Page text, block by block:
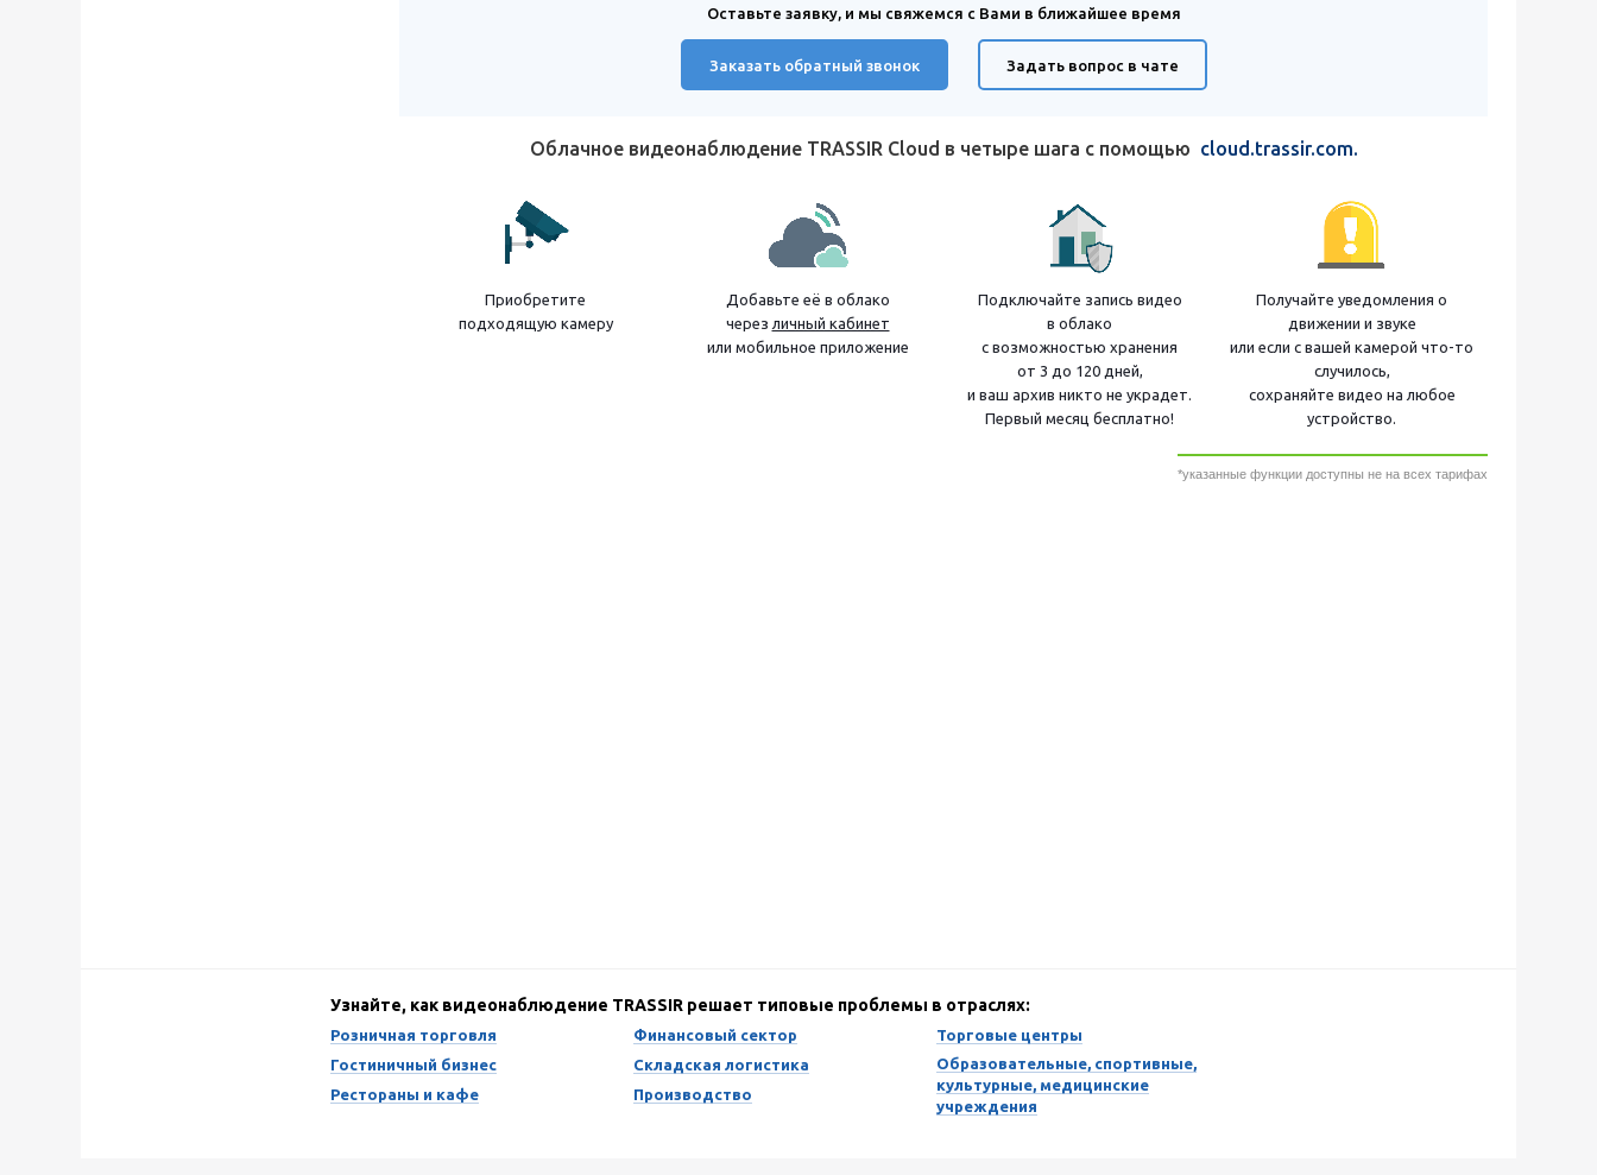
Оставьте заявку, и мы свяжемся с Вами в ближайшее время
Заказать обратный звонок Задать вопрос в чате
Облачное видеонаблюдение TRASSIR Cloud в четыре шага с помощью cloud.trassir.com.
Приобретите
подходящую камеру
Добавьте её в облако
через личный кабинет
или мобильное приложение
Подключайте запись видео
в облако
с возможностью хранения
от 3 до 120 дней,
и ваш архив никто не украдет.
Первый месяц бесплатно!
Получайте уведомления о
движении и звуке
или если с вашей камерой что-то
случилось,
сохраняйте видео на любое
устройство.
*указанные функции доступны не на всех тарифах
Узнайте, как видеонаблюдение TRASSIR решает типовые проблемы в отраслях:
Розничная торговля
Гостиничный бизнес
Рестораны и кафе
Финансовый сектор
Складская логистика
Производство
Торговые центры
Образовательные, спортивные,
культурные, медицинские
учреждения